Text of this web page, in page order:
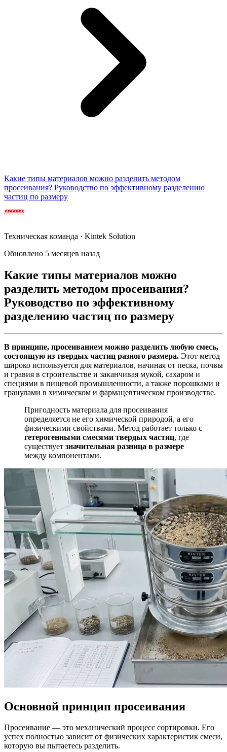
Какие типы материалов можно разделить методом
просеивания? Руководство по эффективному разделению
частиц по размеру
Техническая команда · Kintek Solution
Обновлено 5 месяцев назад
Какие типы материалов можно
разделить методом просеивания?
Руководство по эффективному
разделению частиц по размеру
В принципе, просеиванием можно разделить любую смесь,
состоящую из твердых частиц разного размера. Этот метод
широко используется для материалов, начиная от песка, почвы
и гравия в строительстве и заканчивая мукой, сахаром и
специями в пищевой промышленности, а также порошками и
гранулами в химическом и фармацевтическом производстве.
Пригодность материала для просеивания
определяется не его химической природой, а его
физическими свойствами. Метод работает только с
гетерогенными смесями твердых частиц, где
существует значительная разница в размере
между компонентами.
Основной принцип просеивания
Просеивание — это механический процесс сортировки. Его
успех полностью зависит от физических характеристик смеси,
которую вы пытаетесь разделить.